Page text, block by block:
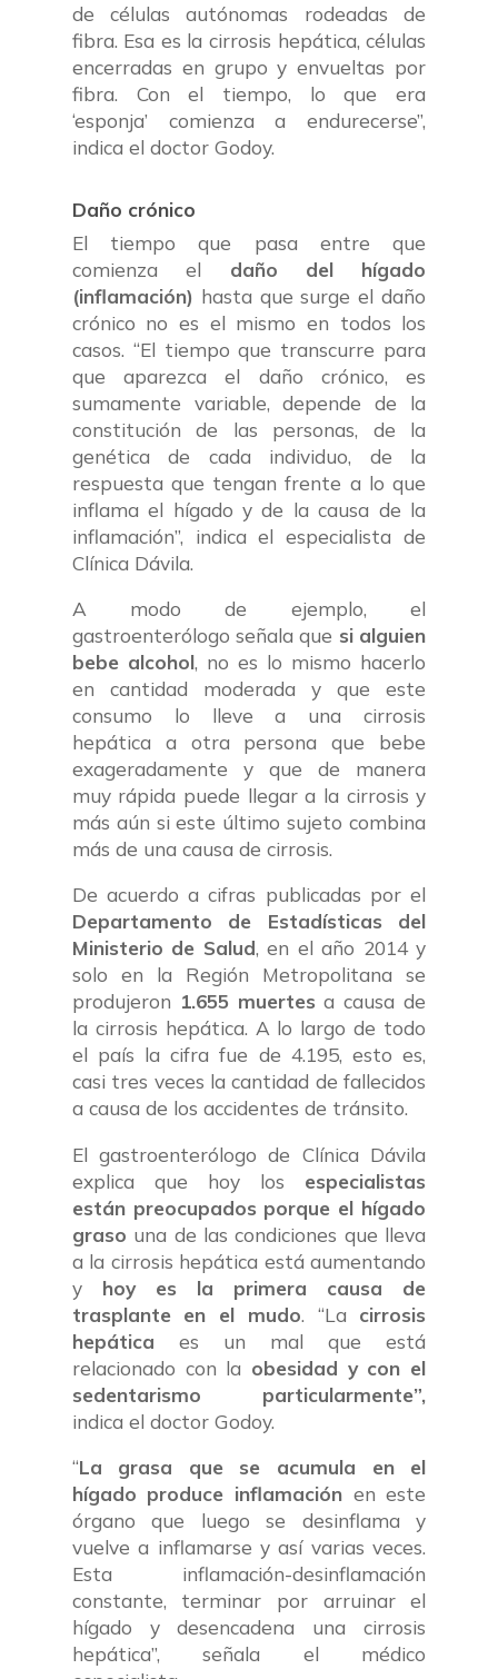
de células autónomas rodeadas de
fibra. Esa es la cirrosis hepática, células
encerradas en grupo y envueltas por
fibra. Con el tiempo, lo que era
‘esponja’ comienza a endurecerse”,
indica el doctor Godoy.
Daño crónico
El tiempo que pasa entre que
comienza el daño del hígado
(inflamación) hasta que surge el daño
crónico no es el mismo en todos los
casos. “El tiempo que transcurre para
que aparezca el daño crónico, es
sumamente variable, depende de la
constitución de las personas, de la
genética de cada individuo, de la
respuesta que tengan frente a lo que
inflama el hígado y de la causa de la
inflamación”, indica el especialista de
Clínica Dávila.
A modo de ejemplo, el
gastroenterólogo señala que si alguien
bebe alcohol, no es lo mismo hacerlo
en cantidad moderada y que este
consumo lo lleve a una cirrosis
hepática a otra persona que bebe
exageradamente y que de manera
muy rápida puede llegar a la cirrosis y
más aún si este último sujeto combina
más de una causa de cirrosis.
De acuerdo a cifras publicadas por el
Departamento de Estadísticas del
Ministerio de Salud, en el año 2014 y
solo en la Región Metropolitana se
produjeron 1.655 muertes a causa de
la cirrosis hepática. A lo largo de todo
el país la cifra fue de 4.195, esto es,
casi tres veces la cantidad de fallecidos
a causa de los accidentes de tránsito.
El gastroenterólogo de Clínica Dávila
explica que hoy los especialistas
están preocupados porque el hígado
graso una de las condiciones que lleva
a la cirrosis hepática está aumentando
y hoy es la primera causa de
trasplante en el mudo. “La cirrosis
hepática es un mal que está
relacionado con la obesidad y con el
sedentarismo particularmente”,
indica el doctor Godoy.
“La grasa que se acumula en el
hígado produce inflamación en este
órgano que luego se desinflama y
vuelve a inflamarse y así varias veces.
Esta inflamación-desinflamación
constante, terminar por arruinar el
hígado y desencadena una cirrosis
hepática”, señala el médico